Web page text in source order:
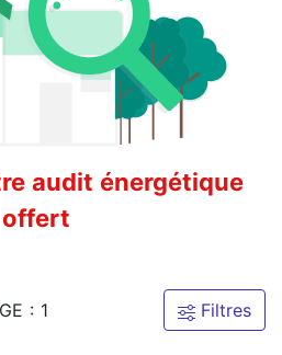
audit énergétique
offert
: 1 Filtres